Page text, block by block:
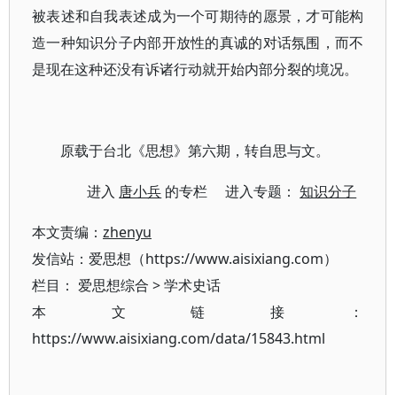
被表述和自我表述成为一个可期待的愿景，才可能构
造一种知识分子内部开放性的真诚的对话氛围，而不
是现在这种还没有诉诸行动就开始内部分裂的境况。
原载于台北《思想》第六期，转自思与文。
进入 唐小兵 的专栏 进入专题：知识分子
本文责编： zhenyu
发信站：爱思想（https://www.aisixiang.com）
栏目： 爱思想综合 >学术史话
本文链接：
https://www.aisixiang.com/data/15843.html